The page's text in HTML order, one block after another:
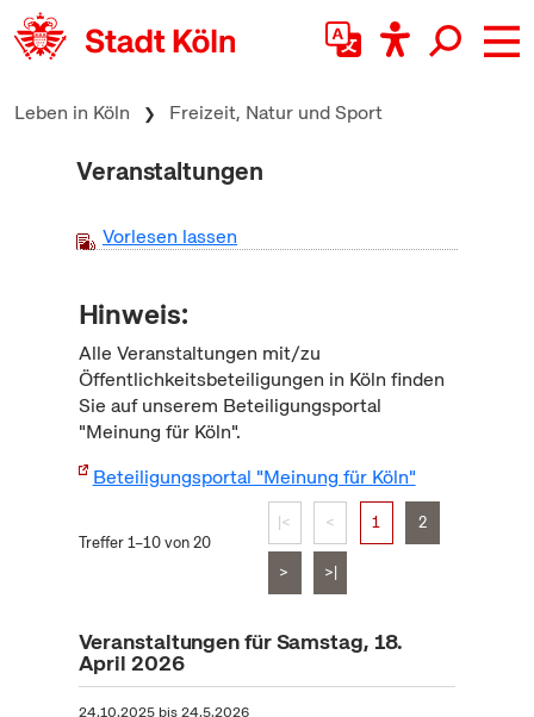
zum Inhalt springen
Leben in Köln Freizeit, Natur und Sport
Veranstaltungen
Vorlesen lassen
Hinweis:
Alle Veranstaltungen mit/zu
Öffentlichkeitsbeteiligungen in Köln finden
Sie auf unserem Beteiligungsportal
"Meinung für Köln".
Beteiligungsportal "Meinung für Köln"
Treffer 1–10 von 20
|< < 1 2
> >|
Veranstaltungen für Samstag, 18.
April 2026
24.10.2025bis24.5.2026